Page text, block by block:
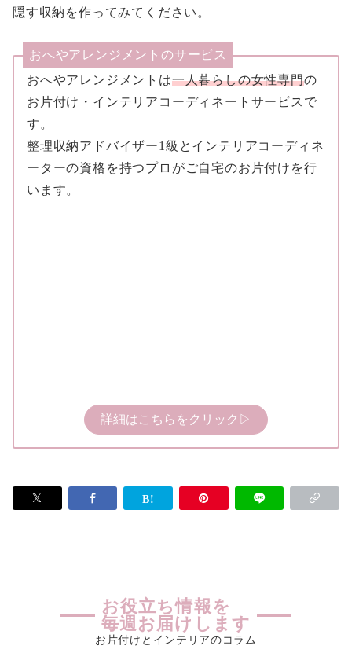
隠す収納を作ってみてください。
おへやアレンジメントのサービス
おへやアレンジメントは一人暮らしの女性専門の
お片付け・インテリアコーディネートサービスで
す。
整理収納アドバイザー1級とインテリアコーディネ
ーターの資格を持つプロがご自宅のお片付けを行
います。
詳細はこちらをクリック▷
お役立ち情報を
毎週お届けします
お片付けとインテリアのコラム